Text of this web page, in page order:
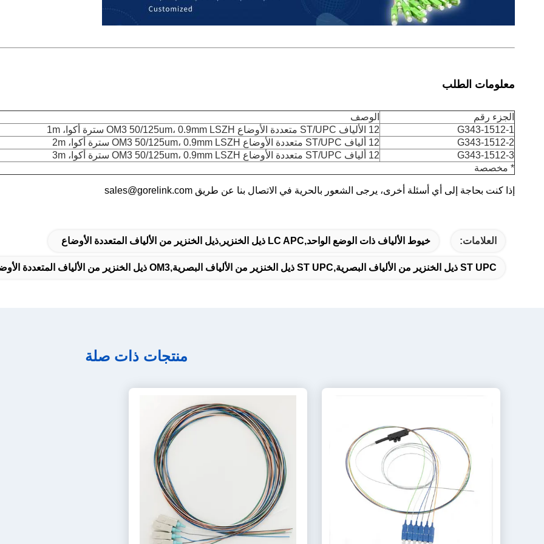
معلومات الطلب
الجزء رقم
الوصف
G343-1512-1
12 الألياف ST/UPC متعددة الأوضاع OM3 50/125um، 0.9mm LSZH سترة أكوا، 1m
G343-1512-2
12 ألياف ST/UPC متعددة الأوضاع OM3 50/125um، 0.9mm LSZH سترة أكوا، 2m
G343-1512-3
12 ألياف ST/UPC متعددة الأوضاع OM3 50/125um، 0.9mm LSZH سترة أكوا، 3m
* مخصصة
إذا كنت بحاجة إلى أي أسئلة أخرى، يرجى الشعور بالحرية في الاتصال بنا عن طريق sales@gorelink.com
العلامات: خيوط الألياف ذات الوضع الواحد,LC APC ذيل الخنزير,ذيل الخنزير من الألياف المتعددة الأوضاع
ST UPC ذيل الخنزير من الألياف البصرية,ST UPC ذيل الخنزير من الألياف البصرية,OM3 ذيل الخنزير من الألياف المتعددة الأوضاع
منتجات ذات صلة